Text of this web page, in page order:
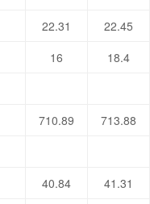
22.31 22.45
16 18.4
710.89 713.88
40.84 41.31